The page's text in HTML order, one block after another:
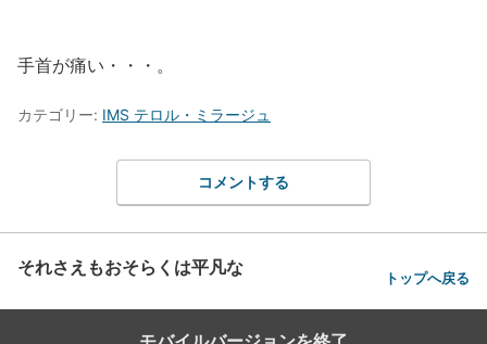
手首が痛い・・・。
カテゴリー: IMS テロル・ミラージュ
コメントする
それさえもおそらくは平凡な トップへ戻る